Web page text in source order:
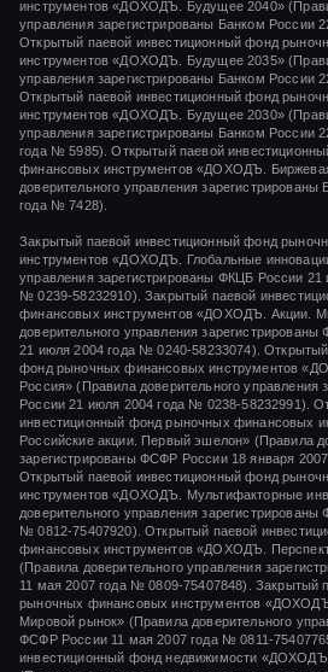
инструментов «ДОХОДЪ. Будущее 2040»
управления зарегистрированы Банком России
Открытый паевой инвестиционный фонд
инструментов «ДОХОДЪ. Будущее 2035»
управления зарегистрированы Банком России
Открытый паевой инвестиционный фонд
инструментов «ДОХОДЪ. Будущее 2030»
управления зарегистрированы Банком России
года № 5985). Открытый паевой
финансовых инструментов «ДОХОДЪ.
доверительного управления
года № 7428).
Закрытый паевой инвестиционный фонд
инструментов «ДОХОДЪ. Глобальные
управления зарегистрированы ФКЦБ России 21
№ 0239-58232910). Закрытый паевой
финансовых инструментов «ДОХОДЪ. Акции.
доверительного управления
21 июля 2004 года № 0240-58233074).
фонд рыночных финансовых инструментов
Россия» (Правила доверительного управления
России21 июля 2004 года № 0238-58232991).
инвестиционный фонд рыночных финансовых
Российские акции. Первый эшелон» (Правила
зарегистрированы ФСФР России 18 января
Открытый паевой инвестиционный фонд
инструментов «ДОХОДЪ. Мультифакторные
доверительного управления
№ 0812-75407920). Открытый паевой
финансовых инструментов «ДОХОДЪ.
(Правила доверительного управления
11 мая 2007 года № 0809-75407848).
Закрытый
рыночных финансовых инструментов
Мировой рынок» (Правила доверительного
ФСФР России 11 мая 2007 года № 0811-
инвестиционный фонд недвижимости «ДОХОДЪ